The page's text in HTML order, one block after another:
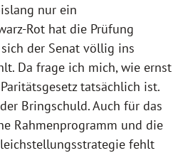
nur ein
Rot hat die Prüfung
der Senat völlig ins
Da frage ich mich, wie ernst
tatsächlich ist.
Bringschuld. Auch für das
Rahmenprogramm und die
fehlt